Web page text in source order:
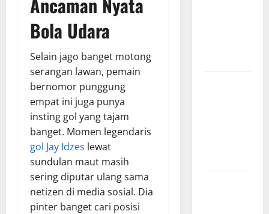
Bola Udara
Selain jago banget motong
serangan lawan, pemain
bernomor punggung
empat ini juga punya
insting gol yang tajam
banget. Momen legendaris
gol Jay Idzes lewat
sundulan maut masih
sering diputar ulang sama
netizen di media sosial. Dia
pinter banget cari posisi